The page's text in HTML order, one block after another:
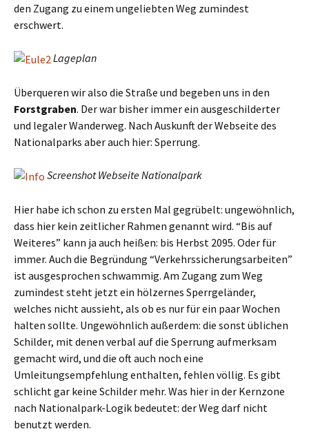
den Zugang zu einem ungeliebten Weg zumindest
erschwert.
Lageplan
Überqueren wir also die Straße und begeben uns in den
Forstgraben. Der war bisher immer ein ausgeschilderter
und legaler Wanderweg. Nach Auskunft der Webseite des
Nationalparks aber auch hier: Sperrung.
Screenshot Webseite Nationalpark
Hier habe ich schon zu ersten Mal gegrübelt: ungewöhnlich,
dass hier kein zeitlicher Rahmen genannt wird. “Bis auf
Weiteres” kann ja auch heißen: bis Herbst 2095. Oder für
immer. Auch die Begründung “Verkehrssicherungsarbeiten”
ist ausgesprochen schwammig. Am Zugang zum Weg
zumindest steht jetzt ein hölzernes Sperrgeländer,
welches nicht aussieht, als ob es nur für ein paar Wochen
halten sollte. Ungewöhnlich außerdem: die sonst üblichen
Schilder, mit denen verbal auf die Sperrung aufmerksam
gemacht wird, und die oft auch noch eine
Umleitungsempfehlung enthalten, fehlen völlig. Es gibt
schlicht gar keine Schilder mehr. Was hier in der Kernzone
nach Nationalpark-Logik bedeutet: der Weg darf nicht
benutzt werden.